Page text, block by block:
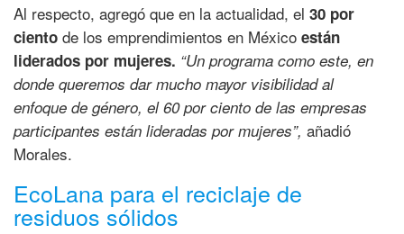
Al respecto, agregó que en la actualidad, el 30 por
ciento de los emprendimientos en México están
liderados por mujeres. “Un programa como este, en
donde queremos dar mucho mayor visibilidad al
enfoque de género, el 60 por ciento de las empresas
participantes están lideradas por mujeres”, añadió
Morales.
EcoLana para el reciclaje de
residuos sólidos